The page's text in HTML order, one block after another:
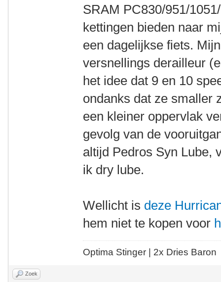
SRAM PC830/951/
kettingen bieden naar
een dagelijkse fiets.
versnellings derailleur
het idee dat 9 en 10
ondanks dat ze smaller
een kleiner oppervlak
gevolg van de
altijd Pedros Syn Lube,
ik dry lube.
Wellicht is deze
hem niet te kopen voor
Optima Stinger | 2x Dries Baron
Zoek